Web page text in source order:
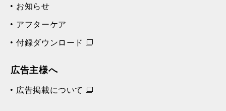
お知らせ
アフターケア
付録ダウンロード
広告主様へ
広告掲載について